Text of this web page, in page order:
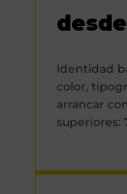
Identidad
color,
arrancar
superiores: